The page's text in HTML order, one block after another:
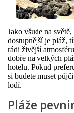
Jako všude na
dostupnější je pláž,
rádi živější
dobře na velkých
hotelu. Pokud
si budete muset
lodí.
Pláže